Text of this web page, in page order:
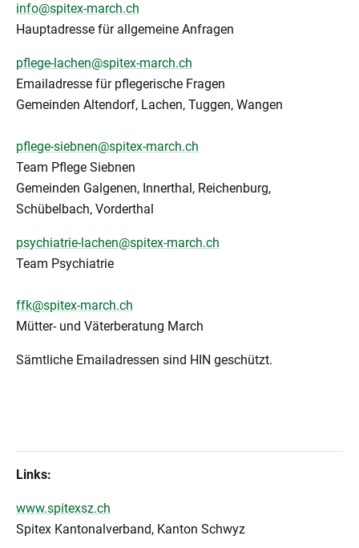
info@spitex-march.ch
Hauptadresse für allgemeine Anfragen
pflege-lachen@spitex-march.ch
Emailadresse für pflegerische Fragen
Gemeinden Altendorf, Lachen, Tuggen, Wangen
pflege-siebnen@spitex-march.ch
Team Pflege Siebnen
Gemeinden Galgenen, Innerthal, Reichenburg,
Schübelbach, Vorderthal
psychiatrie-lachen@spitex-march.ch
Team Psychiatrie
ffk@spitex-march.ch
Mütter- und Väterberatung March
Sämtliche Emailadressen sind HIN geschützt.
Links:
www.spitexsz.ch
Spitex Kantonalverband, Kanton Schwyz